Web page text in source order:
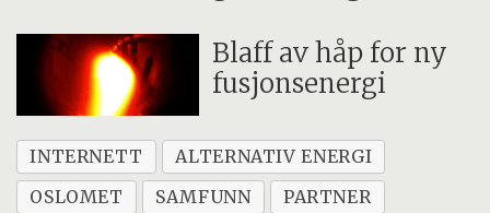
Blaff av håp for ny
fusjonsenergi
INTERNETT
ALTERNATIV ENERGI
OSLOMET
SAMFUNN
PARTNER